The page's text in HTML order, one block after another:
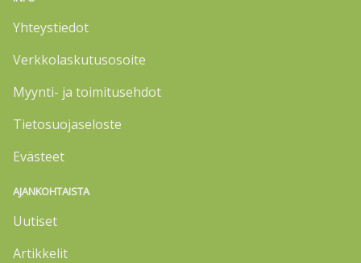
Yhteystiedot
Verkkolaskutusosoite
Myynti- ja toimitusehdot
Tietosuojaseloste
Evästeet
AJANKOHTAISTA
Uutiset
Artikkelit